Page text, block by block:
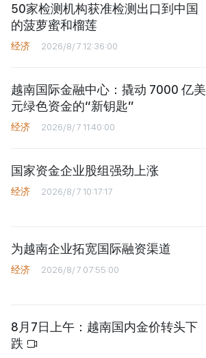
50家检测机构获准检测出口到中国
的菠萝蜜和榴莲
经济 2026/8/7 12:36:00
越南国际金融中心：撬动 7000 亿美
元绿色资金的“新钥匙”
经济 2026/8/7 11:40:00
国家资金企业股组强劲上涨
经济 2026/8/7 10:17:17
为越南企业拓宽国际融资渠道
经济 2026/8/7 07:55:00
8月7日上午：越南国内金价转头下
跌